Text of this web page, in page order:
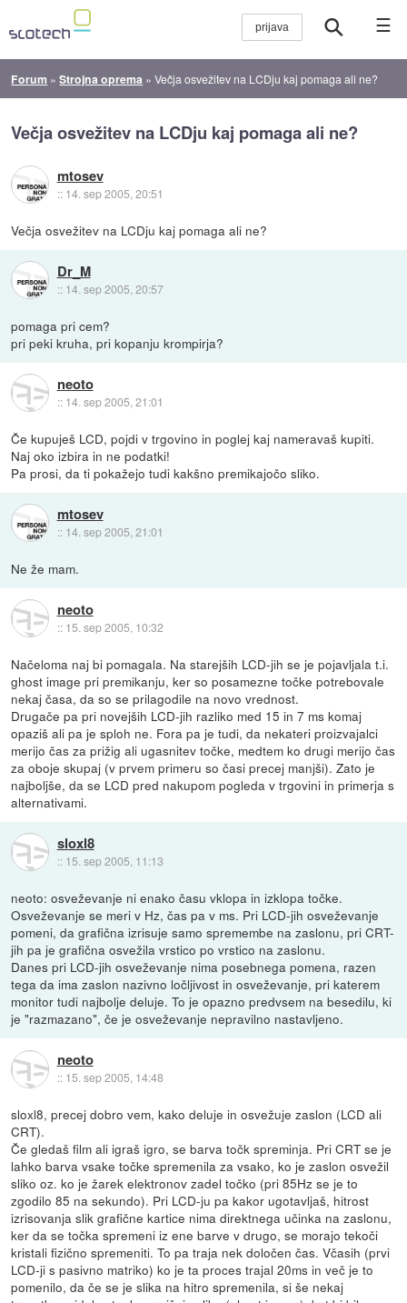
☰
Forum »Strojna oprema »Večja osvežitev na LCDju kaj pomaga ali ne?
Večja osvežitev na LCDju kaj pomaga ali ne?
mtosev
:: 14. sep 2005, 20:51
Večja osvežitev na LCDju kaj pomaga ali ne?
Dr_M
:: 14. sep 2005, 20:57
pomaga pri cem?
pri peki kruha, pri kopanju krompirja?
neoto
:: 14. sep 2005, 21:01
Če kupuješ LCD, pojdi v trgovino in poglej kaj nameravaš kupiti.
Naj oko izbira in ne podatki!
Pa prosi, da ti pokažejo tudi kakšno premikajočo sliko.
mtosev
:: 14. sep 2005, 21:01
Ne že mam.
neoto
:: 15. sep 2005, 10:32
Načeloma naj bi pomagala. Na starejših LCD-jih se je pojavljala t.i.
ghost image pri premikanju, ker so posamezne točke potrebovale
nekaj časa, da so se prilagodile na novo vrednost.
Drugače pa pri novejših LCD-jih razliko med 15 in 7 ms komaj
opaziš ali pa je sploh ne. Fora pa je tudi, da nekateri proizvajalci
merijo čas za prižig ali ugasnitev točke, medtem ko drugi merijo čas
za oboje skupaj (v prvem primeru so časi precej manjši). Zato je
najboljše, da se LCD pred nakupom pogleda v trgovini in primerja s
alternativami.
sloxl8
:: 15. sep 2005, 11:13
neoto: osveževanje ni enako času vklopa in izklopa točke.
Osveževanje se meri v Hz, čas pa v ms. Pri LCD-jih osveževanje
pomeni, da grafična izrisuje samo spremembe na zaslonu, pri CRT-
jih pa je grafična osvežila vrstico po vrstico na zaslonu.
Danes pri LCD-jih osveževanje nima posebnega pomena, razen
tega da ima zaslon nazivno ločljivost in osveževanje, pri katerem
monitor tudi najbolje deluje. To je opazno predvsem na besedilu, ki
je "razmazano", če je osveževanje nepravilno nastavljeno.
neoto
:: 15. sep 2005, 14:48
sloxl8, precej dobro vem, kako deluje in osvežuje zaslon (LCD ali
CRT).
Če gledaš film ali igraš igro, se barva točk spreminja. Pri CRT se je
lahko barva vsake točke spremenila za vsako, ko je zaslon osvežil
sliko oz. ko je žarek elektronov zadel točko (pri 85Hz se je to
zgodilo 85 na sekundo). Pri LCD-ju pa kakor ugotavljaš, hitrost
izrisovanja slik grafične kartice nima direktnega učinka na zaslonu,
ker da se točka spremeni iz ene barve v drugo, se morajo tekoči
kristali fizično spremeniti. To pa traja nek določen čas. Včasih (prvi
LCD-ji s pasivno matriko) ko je ta proces trajal 20ms in več je to
pomenilo, da če se je slika na hitro spremenila, si še nekaj